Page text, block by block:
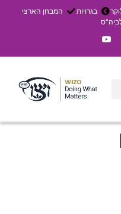
בגרויות
המבחן הארצי